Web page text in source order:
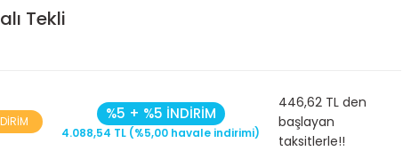
Tekli
%5 + %5 İNDİRİM
4.088,54 TL (%5,00 havale indirimi)
446,62 TL den
başlayan
taksitlerle!!